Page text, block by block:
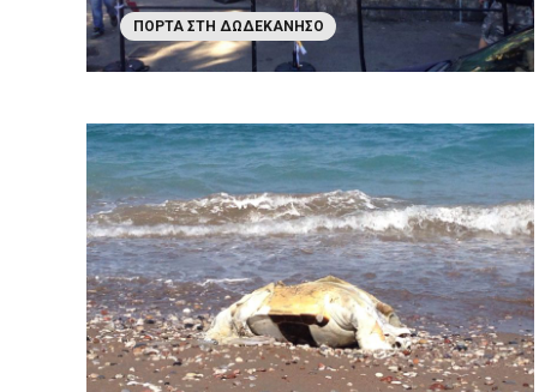
ΠΌΡΤΑ ΣΤΗ ΔΩΔΕΚΆΝΗΣΟ